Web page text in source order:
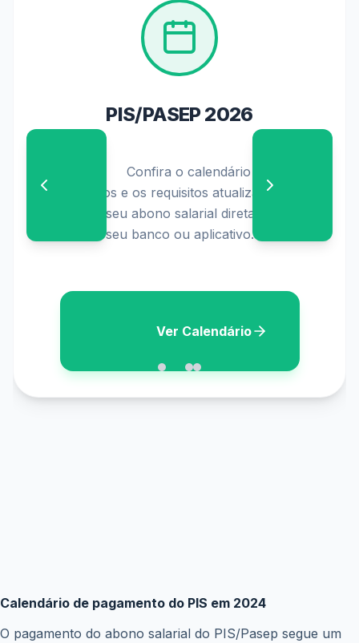
PIS/PASEP 2026
pagamentos e os requisitos atualizados para
solicitar o seu abono salarial diretamente no
seu banco ou aplicativo.
Calendário de pagamento do PIS em 2024
O pagamento do abono salarial do PIS/Pasep segue um